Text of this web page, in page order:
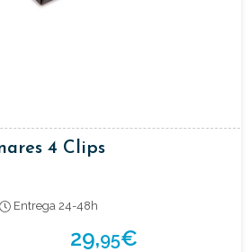
4 Clips
Entrega 24-48h
29,95€